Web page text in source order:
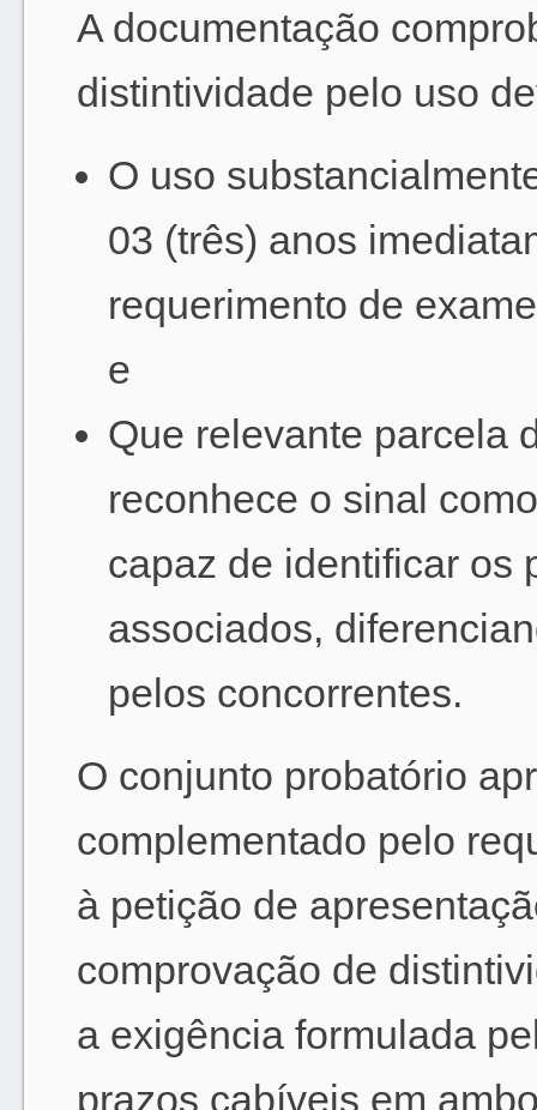
A documentação
distintividade pelo uso
O uso
03 (três) anos
requerimento de
e
Que relevante parcela
reconhece o sinal
capaz de identificar os
associados,
pelos concorrentes.
O conjunto probatório
complementado pelo
à petição de
comprovação de
a exigência formulada
prazos cabíveis em